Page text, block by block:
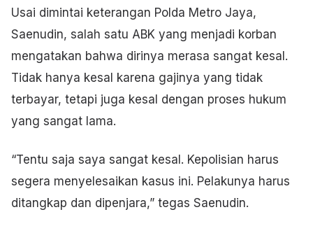
Usai dimintai keterangan Polda Metro Jaya,
Saenudin, salah satu ABK yang menjadi korban
mengatakan bahwa dirinya merasa sangat kesal.
Tidak hanya kesal karena gajinya yang tidak
terbayar, tetapi juga kesal dengan proses hukum
yang sangat lama.
“Tentu saja saya sangat kesal. Kepolisian harus
segera menyelesaikan kasus ini. Pelakunya harus
ditangkap dan dipenjara,” tegas Saenudin.